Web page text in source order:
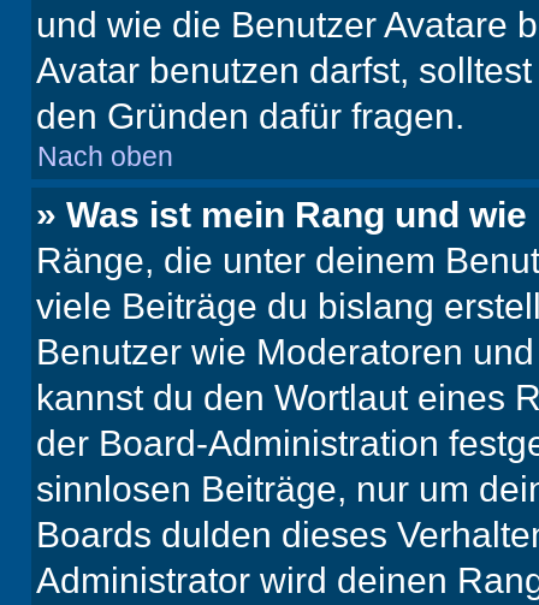
und wie die Benutzer Avatare
Avatar benutzen darfst,
den Gründen dafür fragen.
Nach oben
» Was ist mein Rang und
Ränge, die unter deinem
viele Beiträge du bislang
Benutzer wie Moderatoren
kannst du den Wortlaut eines
der Board-Administration
sinnlosen Beiträge, nur um
Boards dulden dieses
Administrator wird deinen